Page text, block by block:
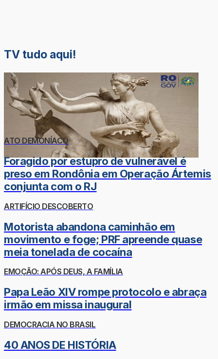
TV tudo aqui!
ATO DEMONÍACO
Foragido por estupro de vulnerável é
preso em Rondônia em Operação Ártemis
conjunta com o RJ
ARTIFÍCIO DESCOBERTO
Motorista abandona caminhão em
movimento e foge; PRF apreende quase
meia tonelada de cocaína
EMOÇÃO: APÓS DEUS, A FAMÍLIA
Papa Leão XIV rompe protocolo e abraça
irmão em missa inaugural
DEMOCRACIA NO BRASIL
40 ANOS DE HISTÓRIA